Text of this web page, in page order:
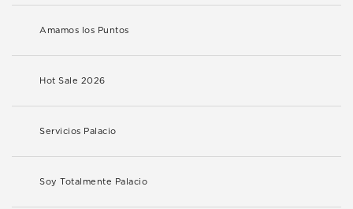
Amamos los Puntos
Hot Sale 2026
Servicios Palacio
Soy Totalmente Palacio